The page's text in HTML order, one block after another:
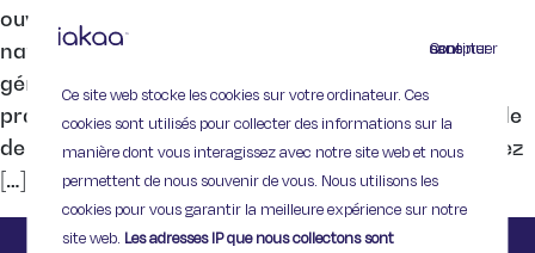
Continuer sans accepter
Ce site web stocke les cookies sur votre ordinateur. Ces
cookies sont utilisés pour collecter des informations sur la
manière dont vous interagissez avec notre site web et nous
permettent de nous souvenir de vous. Nous utilisons les
cookies pour vous garantir la meilleure expérience sur notre
site web. Les adresses IP que nous collectons sont
ouvertes sur votre bureau, grâce aux onglets, la
navigation est plus simple et intuitive. Pour mieux
gérer vos onglets, suivez nos quelques astuces
pratiques. Epingler un onglet Si vous avez l’habitude
de consulter un site très régulièrement, vous pouvez
[…]